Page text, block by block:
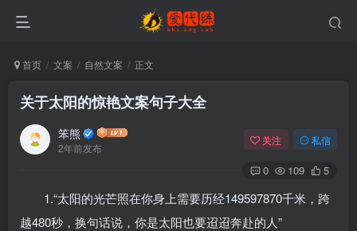
首页 文案 自然文案 正文
关于太阳的惊艳文案句子大全
笨熊
2年前发布
关注 私信
0 109 5
1.“太阳的光芒照在你身上需要历经149597870千米，跨
越480秒，换句话说，你是太阳也要迢迢奔赴的人”